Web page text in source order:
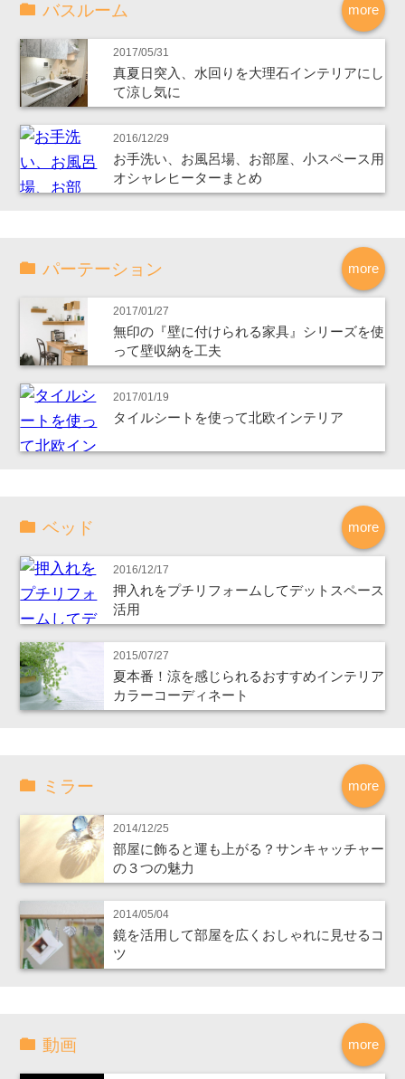
more
バスルーム
2017/05/31
真夏日突入、水回りを大理石インテリアにし
て涼し気に
2016/12/29
お手洗い、お風呂場、お部屋、小スペース用
オシャレヒーターまとめ
more
パーテーション
2017/01/27
無印の『壁に付けられる家具』シリーズを使
って壁収納を工夫
2017/01/19
タイルシートを使って北欧インテリア
more
ベッド
2016/12/17
押入れをプチリフォームしてデットスペース
活用
2015/07/27
夏本番！涼を感じられるおすすめインテリア
カラーコーディネート
more
ミラー
2014/12/25
部屋に飾ると運も上がる？サンキャッチャー
の３つの魅力
2014/05/04
鏡を活用して部屋を広くおしゃれに見せるコ
ツ
more
動画